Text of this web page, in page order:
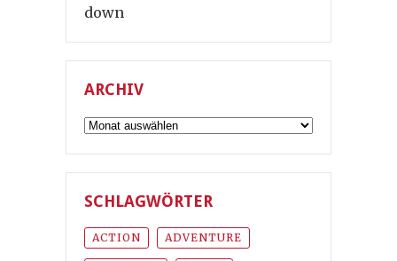
down
ARCHIV
Archiv
SCHLAGWÖRTER
ACTION ADVENTURE